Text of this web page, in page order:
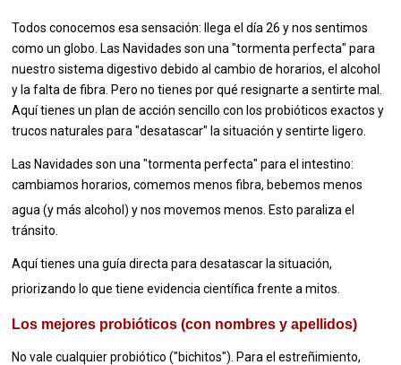
Todos conocemos esa sensación: llega el día 26 y nos sentimos
como un globo. Las Navidades son una "tormenta perfecta" para
nuestro sistema digestivo debido al cambio de horarios, el alcohol
y la falta de fibra. Pero no tienes por qué resignarte a sentirte mal.
Aquí tienes un plan de acción sencillo con los probióticos exactos y
trucos naturales para "desatascar" la situación y sentirte ligero.
Las Navidades son una "tormenta perfecta" para el intestino:
cambiamos horarios, comemos menos fibra, bebemos menos
agua (y más alcohol) y nos movemos menos. Esto paraliza el
tránsito.
Aquí tienes una guía directa para desatascar la situación,
priorizando lo que tiene evidencia científica frente a mitos.
Los mejores probióticos (con nombres y apellidos)
No vale cualquier probiótico ("bichitos"). Para el estreñimiento,